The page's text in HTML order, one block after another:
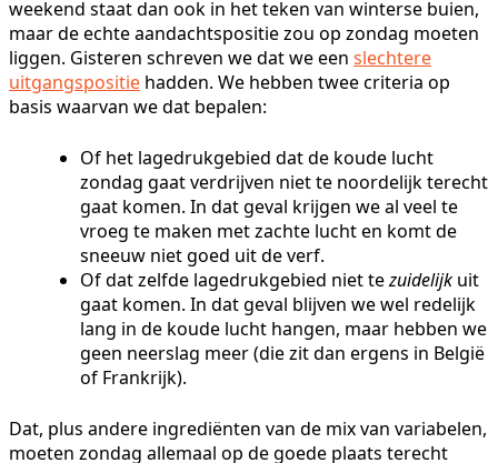
weekend staat dan ook in het teken van winterse buien,
maar de echte aandachtspositie zou op zondag moeten
liggen. Gisteren schreven we dat we een slechtere
uitgangspositie hadden. We hebben twee criteria op
basis waarvan we dat bepalen:
Of het lagedrukgebied dat de koude lucht
zondag gaat verdrijven niet te noordelijk terecht
gaat komen. In dat geval krijgen we al veel te
vroeg te maken met zachte lucht en komt de
sneeuw niet goed uit de verf.
Of dat zelfde lagedrukgebied niet tezuidelijk uit
gaat komen. In dat geval blijven we wel redelijk
lang in de koude lucht hangen, maar hebben we
geen neerslag meer (die zit dan ergens in België
of Frankrijk).
Dat, plus andere ingrediënten van de mix van variabelen,
moeten zondag allemaal op de goede plaats terecht